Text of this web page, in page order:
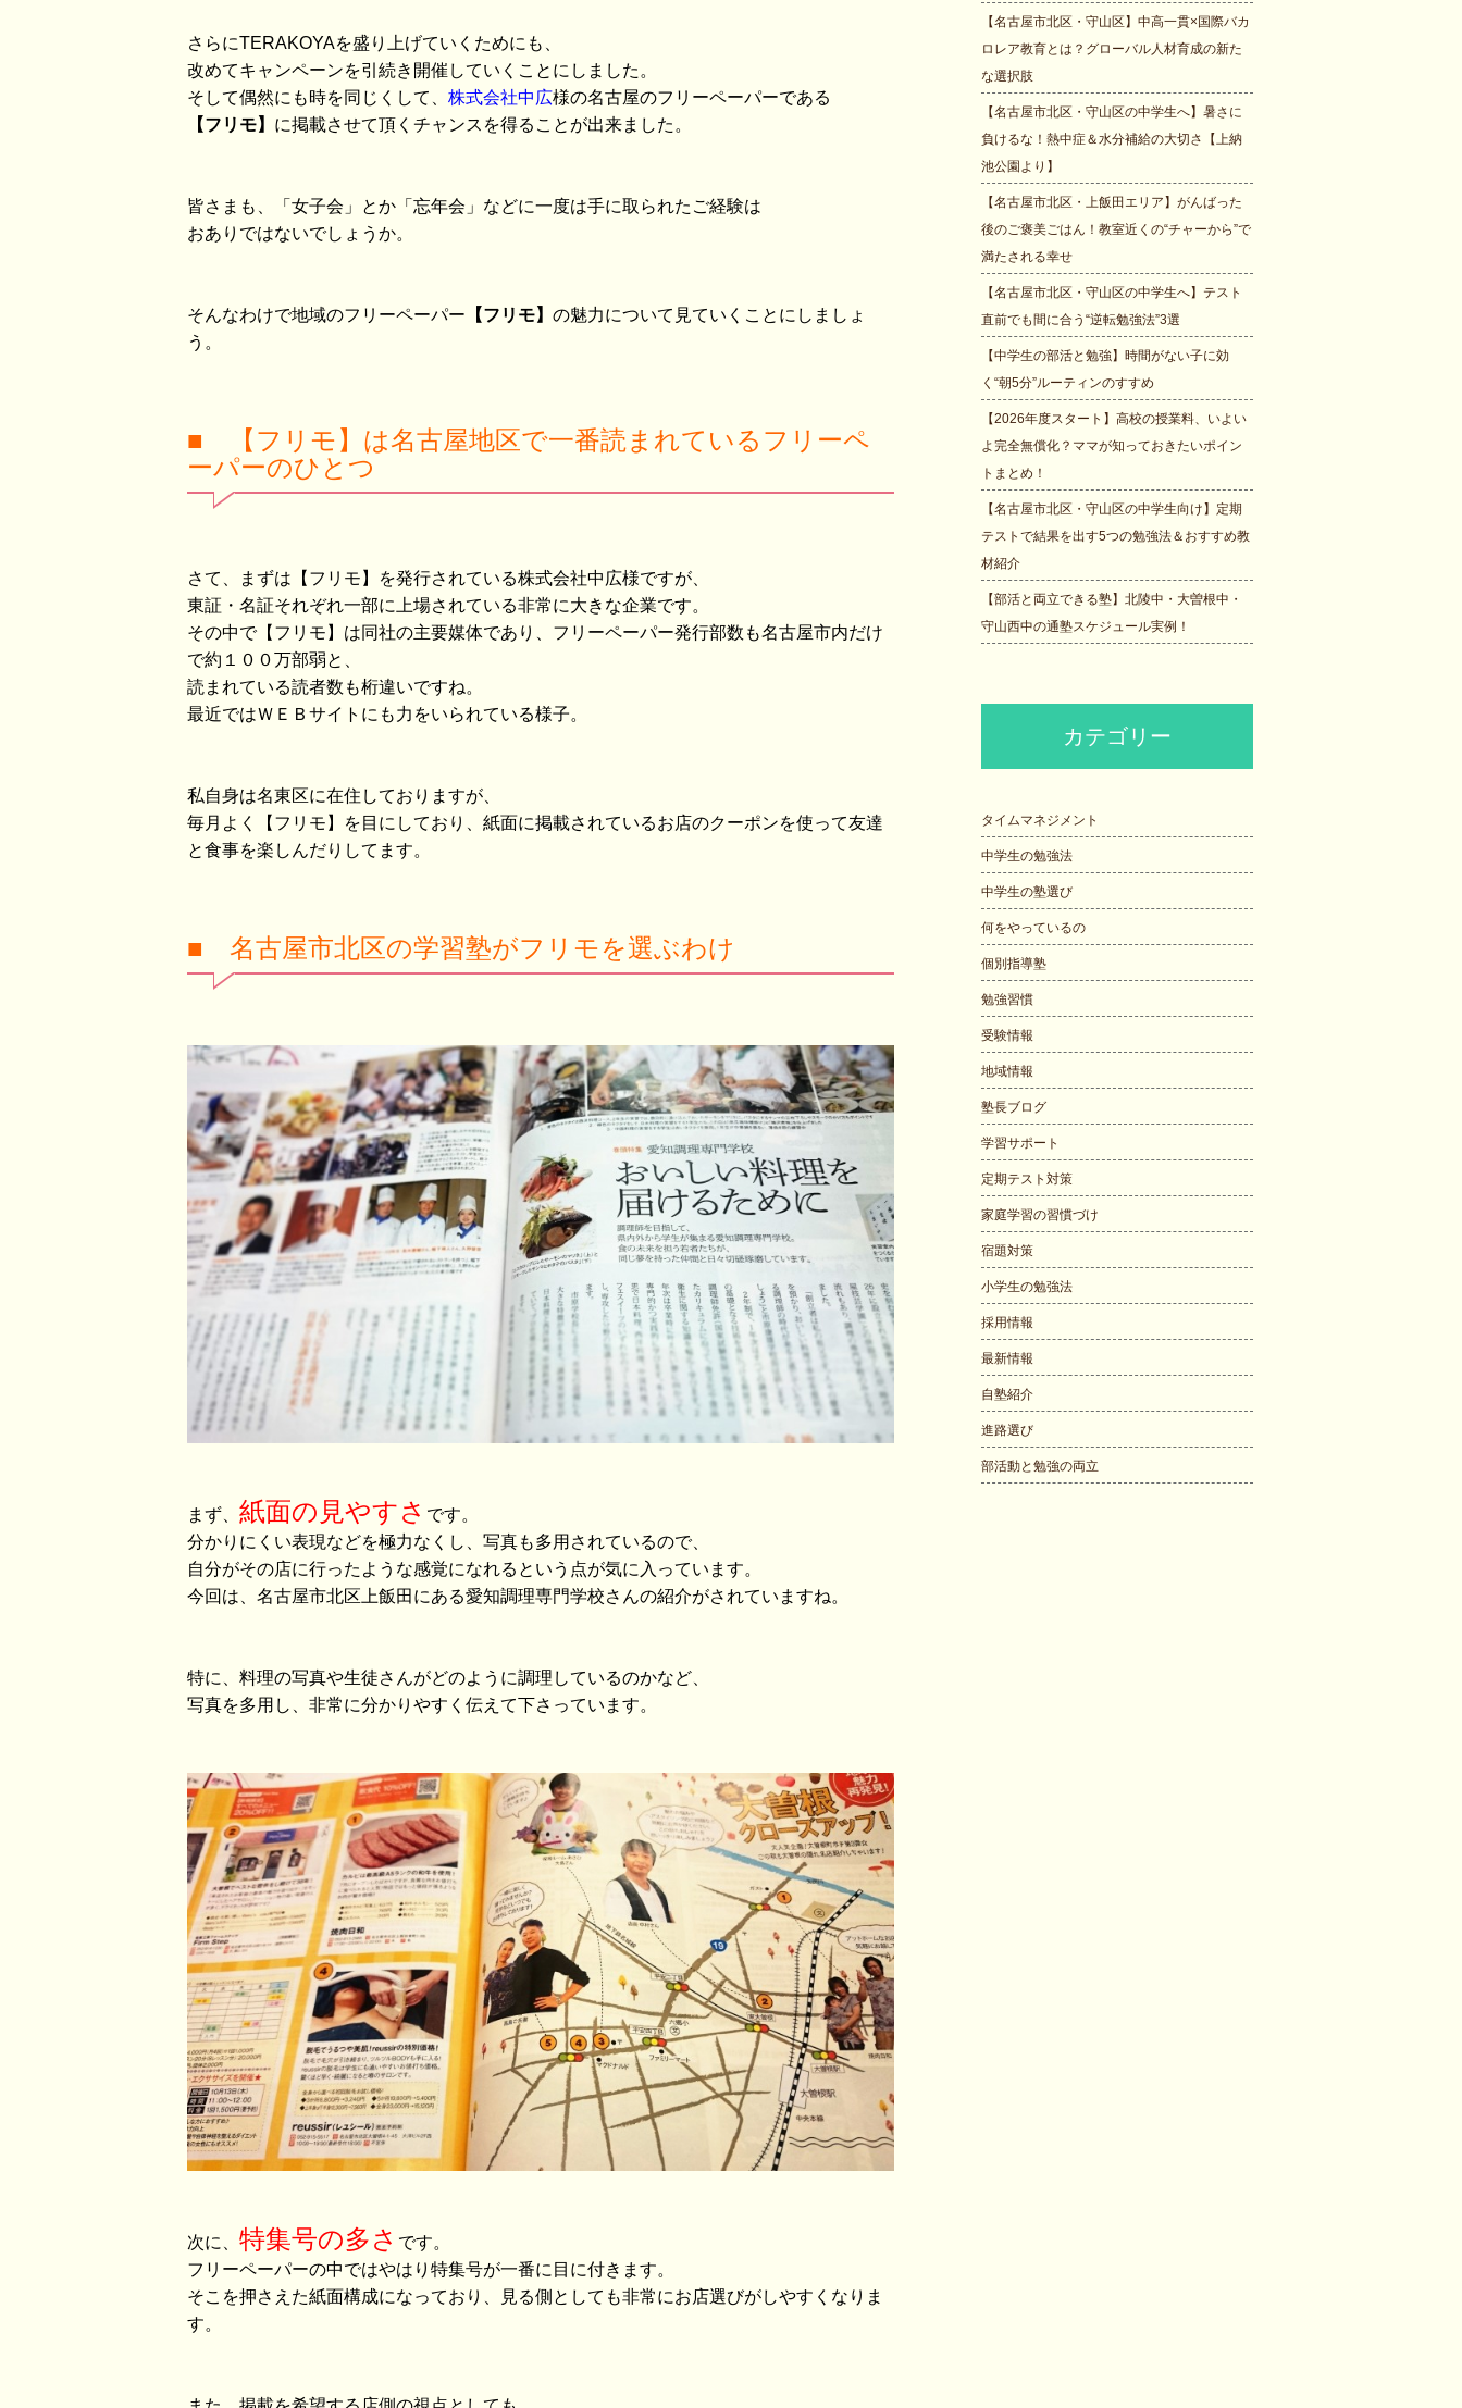
さらにTERAKOYAを盛り上げていくためにも、
改めてキャンペーンを引続き開催していくことにしました。
そして偶然にも時を同じくして、 株式会社中広様の名古屋のフリーペーパーである
【フリモ】 に掲載させて頂くチャンスを得ることが出来ました。
皆さまも、「女子会」とか「忘年会」などに一度は手に取られたご経験は
おありではないでしょうか。
そんなわけで地域のフリーペーパー 【フリモ】 の魅力について見ていくことにしましょ
う。
■ 【フリモ】は名古屋地区で一番読まれているフリーペ
ーパーのひとつ
さて、まずは【フリモ】を発行されている株式会社中広様ですが、
東証・名証それぞれ一部に上場されている非常に大きな企業です。
その中で【フリモ】は同社の主要媒体であり、フリーペーパー発行部数も名古屋市内だけ
で約１００万部弱と、
読まれている読者数も桁違いですね。
最近ではＷＥＢサイトにも力をいられている様子。
私自身は名東区に在住しておりますが、
毎月よく【フリモ】を目にしており、紙面に掲載されているお店のクーポンを使って友達
と食事を楽しんだりしてます。
■ 名古屋市北区の学習塾がフリモを選ぶわけ
まず、 紙面の見やすさ です。
分かりにくい表現などを極力なくし、写真も多用されているので、
自分がその店に行ったような感覚になれるという点が気に入っています。
今回は、名古屋市北区上飯田にある愛知調理専門学校さんの紹介がされていますね。
特に、料理の写真や生徒さんがどのように調理しているのかなど、
写真を多用し、非常に分かりやすく伝えて下さっています。
次に、 特集号の多さ です。
フリーペーパーの中ではやはり特集号が一番に目に付きます。
そこを押さえた紙面構成になっており、見る側としても非常にお店選びがしやすくなりま
す。
【名古屋市北区・守山区】中高一貫×国際バカ
ロレア教育とは？グローバル人材育成の新た
な選択肢
【名古屋市北区・守山区の中学生へ】暑さに
負けるな！熱中症＆水分補給の大切さ【上納
池公園より】
【名古屋市北区・上飯田エリア】がんばった
後のご褒美ごはん！教室近くの“チャーから”で
満たされる幸せ
【名古屋市北区・守山区の中学生へ】テスト
直前でも間に合う“逆転勉強法”3選
【中学生の部活と勉強】時間がない子に効
く“朝5分”ルーティンのすすめ
【2026年度スタート】高校の授業料、いよい
よ完全無償化？ママが知っておきたいポイン
トまとめ！
【名古屋市北区・守山区の中学生向け】定期
テストで結果を出す5つの勉強法＆おすすめ教
材紹介
【部活と両立できる塾】北陵中・大曽根中・
守山西中の通塾スケジュール実例！
カテゴリー
タイムマネジメント
中学生の勉強法
中学生の塾選び
何をやっているの
個別指導塾
勉強習慣
受験情報
地域情報
塾長ブログ
学習サポート
定期テスト対策
家庭学習の習慣づけ
宿題対策
小学生の勉強法
採用情報
最新情報
自塾紹介
進路選び
部活動と勉強の両立